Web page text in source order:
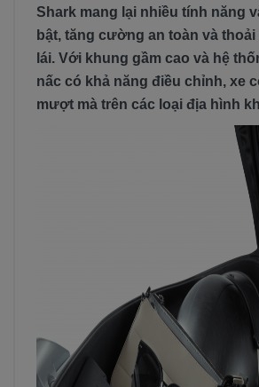
Shark mang lại nhiều tính năng
bật, tăng cường an toàn và
lái. Với khung gầm cao và hệ
nấc có khả năng điều chỉnh, xe
mượt mà trên các loại địa hình